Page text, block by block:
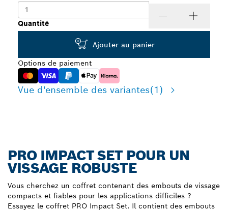
Quantité
Ajouter au panier
Options de paiement
Vue d'ensemble des variantes(1)
PRO IMPACT SET POUR UN
VISSAGE ROBUSTE
Vous cherchez un coffret contenant des embouts de vissage
compacts et fiables pour les applications difficiles ?
Essayez le coffret PRO Impact Set. Il contient des embouts